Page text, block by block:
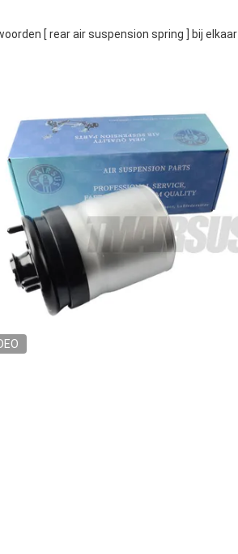
[ rear air suspension spring ] bij